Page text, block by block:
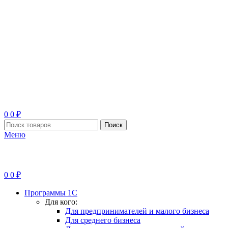
0 0 ₽
Поиск
Меню
0 0 ₽
Программы 1С
Для кого:
Для предпринимателей и малого бизнеса
Для среднего бизнеса